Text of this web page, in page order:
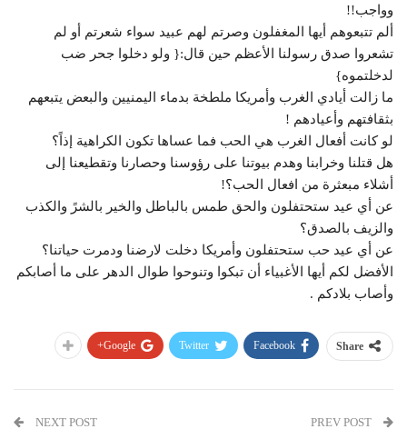
وواجب!!
ألم تتبعوهم أيها المغفلون وصرتم لهم عبيد سواء شعرتم أو لم
تشعروا صدق رسولنا الأعظم حين قال:{ ولو دخلوا جحر ضب
لدخلتموه}
ما زالت أيادي الغرب وأمريكا ملطخة بدماء اليمنيين والبعض يتبعهم
بثقافتهم وأعيادهم !
لو كانت أفعال الغرب هي الحب فما عساها تكون الكراهية إذاً؟
هل قتلنا وخرابنا وهدم بيوتنا على رؤوسنا وحصارنا وتقطيعنا إلى
أشلاء مبعثرة من افعال الحب؟!
عن أي عيد ستحتفلون والحق طمس بالباطل والخير بالشرً والكذب
والزيف بالصدق؟
عن أي عيد حب ستحتفلون وأمريكا دخلت لارضنا ودمرت حياتنا؟
الأفضل لكم أيها الأغبياء أن تبكوا وتنوحوا طوال الدهر على ما أصابكم
وأصاب بلادكم .
Share
Facebook
Twitter
Google+
NEXT POST